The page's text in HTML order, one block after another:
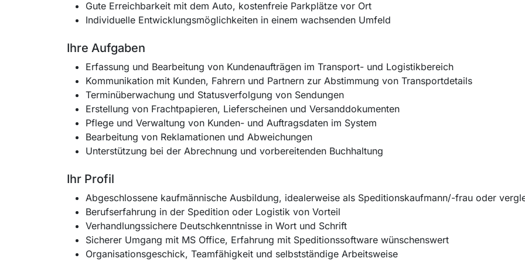
Gute Erreichbarkeit mit dem Auto, kostenfreie Parkplätze vor Ort
Individuelle Entwicklungsmöglichkeiten in einem wachsenden Umfeld
Ihre Aufgaben
Erfassung und Bearbeitung von Kundenaufträgen im Transport- und Logistikbereich
Kommunikation mit Kunden, Fahrern und Partnern zur Abstimmung von Transportdetails
Terminüberwachung und Statusverfolgung von Sendungen
Erstellung von Frachtpapieren, Lieferscheinen und Versanddokumenten
Pflege und Verwaltung von Kunden- und Auftragsdaten im System
Bearbeitung von Reklamationen und Abweichungen
Unterstützung bei der Abrechnung und vorbereitenden Buchhaltung
Ihr Profil
Abgeschlossene kaufmännische Ausbildung, idealerweise als Speditionskaufmann/-frau oder
Berufserfahrung in der Spedition oder Logistik von Vorteil
Verhandlungssichere Deutschkenntnisse in Wort und Schrift
Sicherer Umgang mit MS Office, Erfahrung mit Speditionssoftware wünschenswert
Organisationsgeschick, Teamfähigkeit und selbstständige Arbeitsweise